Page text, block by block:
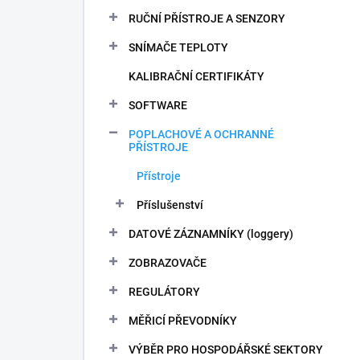
RUČNÍ PŘÍSTROJE A SENZORY
SNÍMAČE TEPLOTY
KALIBRAČNÍ CERTIFIKÁTY
SOFTWARE
POPLACHOVÉ A OCHRANNÉ
PŘÍSTROJE
Přístroje
Příslušenství
DATOVÉ ZÁZNAMNÍKY (loggery)
ZOBRAZOVAČE
REGULÁTORY
MĚŘICÍ PŘEVODNÍKY
VÝBĚR PRO HOSPODÁŘSKÉ SEKTORY